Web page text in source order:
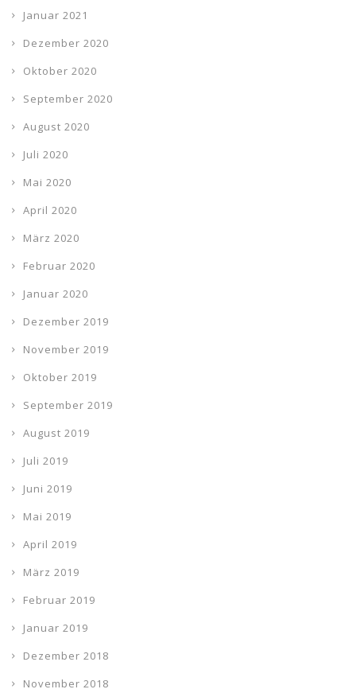
Januar 2021
Dezember 2020
Oktober 2020
September 2020
August 2020
Juli 2020
Mai 2020
April 2020
März 2020
Februar 2020
Januar 2020
Dezember 2019
November 2019
Oktober 2019
September 2019
August 2019
Juli 2019
Juni 2019
Mai 2019
April 2019
März 2019
Februar 2019
Januar 2019
Dezember 2018
November 2018